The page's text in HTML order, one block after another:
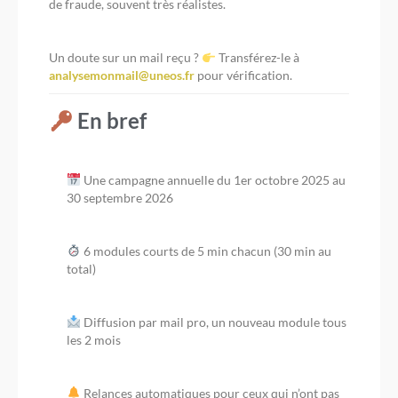
de fraude, souvent très réalistes.
Un doute sur un mail reçu ?
Transférez-le à
analysemonmail@uneos.fr pour vérification.
En bref
Une campagne annuelle du 1er octobre 2025 au
30 septembre 2026
6 modules courts de 5 min chacun (30 min au
total)
Diffusion par mail pro, un nouveau module tous
les 2 mois
Relances automatiques pour ceux qui n’ont pas